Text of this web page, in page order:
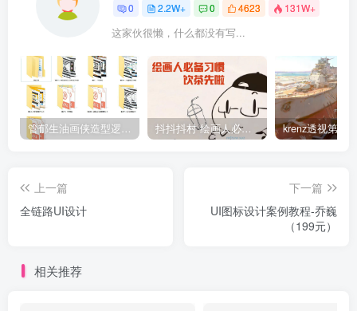
0 2.2W+ 0 4623 131W+
这家伙很懒，什么都没有写...
管郁生油画侠造型逻辑班第一期2019年5月【高清不缺课】 抖抖抖村 绘画人必备习惯2020【画质不错】
上一篇
全链路UI设计
下一篇
UI图标设计案例教程-乔巍
（199元）
相关推荐